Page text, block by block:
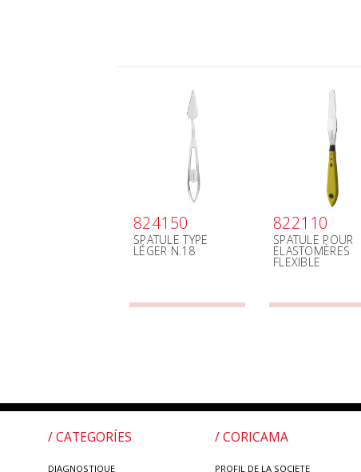
824150
SPATULE TYPE
LÉGER N.18
822110
SPATULE POUR
ELASTOMÈRES
FLEXIBLE
/ CATEGORÍES
DIAGNOSTIQUE
/ CORICAMA
PROFIL DE LA SOCIETE